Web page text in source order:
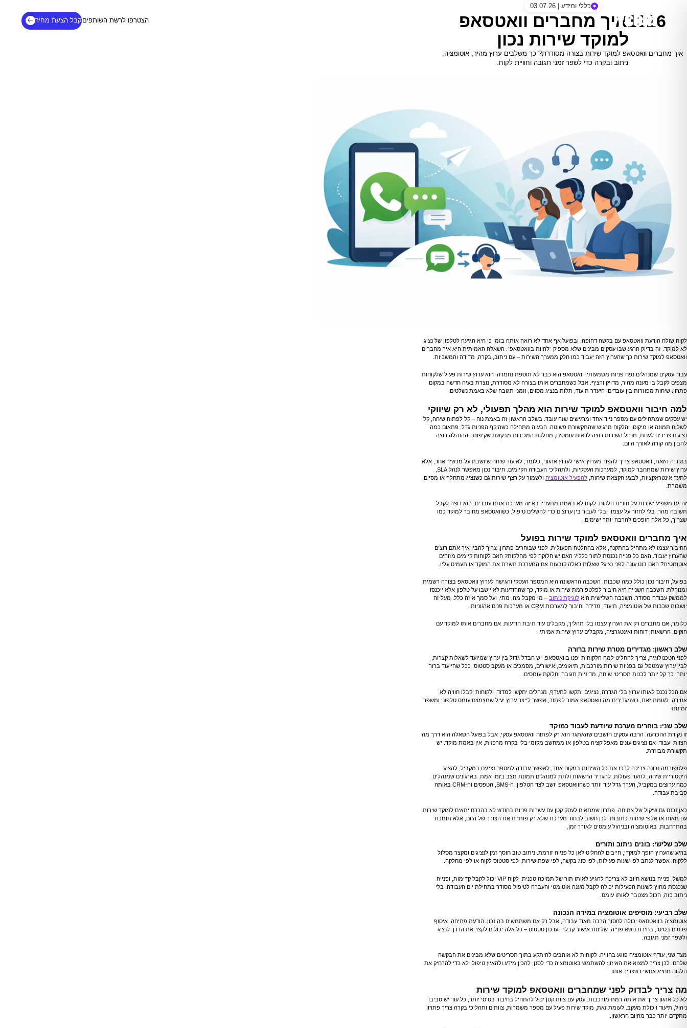
הצטרפו לרשת השותפיםקבל הצעת מחיר
כללי ומידע | 03.07.26
1326איך מחברים וואטסאפ
למוקד שירות נכון
איך מחברים וואטסאפ למוקד שירות בצורה מסודרת? כך משלבים ערוץ מהיר, אוטומציה,
ניתוב ובקרה כדי לשפר זמני תגובה וחוויית לקוח.
לקוח שולח הודעת וואטסאפ עם בקשה דחופה, ובפועל אף אחד לא רואה אותה בזמן כי היא הגיעה לטלפון של נציג,
לא למוקד. זה בדיוק הרגע שבו עסקים מבינים שלא מספיק “להיות בוואטסאפ”. השאלה האמיתית היא איך מחברים
וואטסאפ למוקד שירות כך שהערוץ הזה יעבוד כמו חלק ממערך השירות – עם ניתוב, בקרה, מדידה והמשכיות.
עבור עסקים שמנהלים נפח פניות משמעותי, וואטסאפ הוא כבר לא תוספת נחמדה. הוא ערוץ שירות פעיל שלקוחות
מצפים לקבל בו מענה מהיר, מדויק ורציף. אבל כשמחברים אותו בצורה לא מסודרת, נוצרת בעיה חדשה במקום
פתרון: שיחות מפוזרות בין עובדים, היעדר תיעוד, תלות בנציג מסוים, וזמני תגובה שלא באמת נשלטים.
למה חיבור וואטסאפ למוקד שירות הוא מהלך תפעולי, לא רק שיווקי
יש עסקים שמתחילים עם מספר נייד אחד ומרגישים שזה עובד. בשלב הראשון זה באמת נוח – קל לפתוח שיחה, קל
לשלוח תמונה או מיקום, והלקוח מרגיש שהתקשורת פשוטה. הבעיה מתחילה כשהיקף הפניות גדל. פתאום כמה
נציגים צריכים לענות, מנהל השירות רוצה לראות עומסים, מחלקת המכירות מבקשת שקיפות, וההנהלה רוצה
להבין מה קורה לאורך היום.
בנקודה הזאת, וואטסאפ צריך להפוך מערוץ אישי לערוץ ארגוני. כלומר, לא עוד שיחה שיושבת על מכשיר אחד, אלא
לתעד אינטראקציות, לבצע הקצאת שיחות, להפעיל אוטומציה ולשמור על רצף שירות גם כשנציג מתחלף או מסיים
משמרת.
זה גם משפיע ישירות על חוויית הלקוח. לקוח לא באמת מתעניין באיזה מערכת אתם עובדים. הוא רוצה לקבל
תשובה מהר, בלי לחזור על עצמו, ובלי לעבור בין ערוצים כדי להשלים טיפול. כשוואטסאפ מחובר למוקד כמו
שצריך, כל אלה הופכים להרבה יותר ישימים.
איך מחברים וואטסאפ למוקד שירות בפועל
החיבור עצמו לא מתחיל בהתקנה, אלא בהחלטה תפעולית. לפני שבוחרים פתרון, צריך להבין איך אתם רוצים
שהערוץ יעבוד. האם כל פנייה נכנסת לתור כללי? האם יש חלוקה לפי מחלקות? האם לקוחות קיימים מזוהים
אוטומטית? האם בוט עונה לפני נציג? שאלות כאלה קובעות אם המערכת תשרת את המוקד או תעמיס עליו.
בפועל, חיבור נכון כולל כמה שכבות. השכבה הראשונה היא המספר העסקי והגישה לערוץ וואטסאפ בצורה רשמית
ומנוהלת. השכבה השנייה היא חיבור לפלטפורמת שירות או מוקד, כך שההודעות לא יישבו על טלפון אלא ייכנסו
לממשק עבודה מסודר. השכבה השלישית היא לוגיקת ניתוב – מי מקבל מה, מתי, ועל סמך איזה כלל. מעל זה
יושבות שכבות של אוטומציה, תיעוד, מדידה וחיבור למערכות CRM או מערכות פנים ארגוניות.
כלומר, אם מחברים רק את הערוץ עצמו בלי תהליך, מקבלים עוד תיבת הודעות. אם מחברים אותו למוקד עם
חוקים, הרשאות, דוחות ואינטגרציה, מקבלים ערוץ שירות אמיתי.
שלב ראשון: מגדירים מטרת שירות ברורה
לפני הטכנולוגיה, צריך להחליט למה הלקוחות יפנו בוואטסאפ. יש הבדל גדול בין ערוץ שמיועד לשאלות קצרות,
לבין ערוץ שמטפל גם בפניות שירות מורכבות, תיאומים, אישורים, מסמכים או מעקב סטטוס. ככל שהייעוד ברור
יותר, כך קל יותר לבנות תסריטי שיחה, מדיניות תגובה וחלוקת עומסים.
אם הכל נכנס לאותו ערוץ בלי הגדרה, נציגים יתקשו לתעדף, מנהלים יתקשו למדוד, ולקוחות יקבלו חוויה לא
אחידה. לעומת זאת, כשמגדירים מה וואטסאפ אמור לפתור, אפשר לייצר ערוץ יעיל שמצמצם עומס טלפוני ומשפר
זמינות.
שלב שני: בוחרים מערכת שיודעת לעבוד כמוקד
זו נקודת ההכרעה. הרבה עסקים חושבים שהאתגר הוא רק לפתוח וואטסאפ עסקי, אבל בפועל השאלה היא דרך מה
הצוות יעבוד. אם נציגים עונים מאפליקציה בטלפון או ממחשב מקומי בלי בקרה מרכזית, אין באמת מוקד. יש
תקשורת מבוזרת.
פלטפורמה נכונה צריכה לרכז את כל השיחות במקום אחד, לאפשר עבודה למספר נציגים במקביל, להציג
היסטוריית שיחה, לתעד פעולות, להגדיר הרשאות ולתת למנהלים תמונת מצב בזמן אמת. בארגונים שמנהלים
כמה ערוצים במקביל, הערך גדל עוד יותר כשהוואטסאפ יושב לצד הטלפון, ה-SMS, הטפסים וה-CRM באותה
סביבת עבודה.
כאן נכנס גם שיקול של צמיחה. פתרון שמתאים לעסק קטן עם עשרות פניות בחודש לא בהכרח יתאים למוקד שירות
עם מאות או אלפי שיחות כתובות. לכן חשוב לבחור מערכת שלא רק פותרת את הצורך של היום, אלא תומכת
בהתרחבות, באוטומציה ובניהול עומסים לאורך זמן.
שלב שלישי: בונים ניתוב ותורים
ברגע שהערוץ הופך למוקדי, חייבים להחליט לאן כל פנייה זורמת. ניתוב טוב חוסך זמן לנציגים ומקצר מסלול
ללקוח. אפשר לנתב לפי שעות פעילות, לפי סוג בקשה, לפי שפת שירות, לפי סטטוס לקוח או לפי מחלקה.
למשל, פנייה בנושא חיוב לא צריכה להגיע לאותו תור של תמיכה טכנית. לקוח VIP יכול לקבל קדימות, ופנייה
שנכנסת מחוץ לשעות הפעילות יכולה לקבל מענה אוטומטי והעברה לטיפול מסודר בתחילת יום העבודה. בלי
ניתוב כזה, הכול מצטבר לאותו עומס.
שלב רביעי: מוסיפים אוטומציה במידה הנכונה
אוטומציה בוואטסאפ יכולה לחסוך הרבה מאוד עבודה, אבל רק אם משתמשים בה נכון. הודעת פתיחה, איסוף
פרטים בסיסי, בחירת נושא פנייה, שליחת אישור קבלה ועדכון סטטוס – כל אלה יכולים לקצר את הדרך לנציג
ולשפר זמני תגובה.
מצד שני, עודף אוטומציה פוגע בחוויה. לקוחות לא אוהבים להיתקע בתוך תסריטים שלא מבינים את הבקשה
שלהם. לכן צריך למצוא את האיזון: להשתמש באוטומציה כדי לסנן, להכין מידע ולהאיץ טיפול, לא כדי להרחיק את
הלקוח מנציג אנושי כשצריך אותו.
מה צריך לבדוק לפני שמחברים וואטסאפ למוקד שירות
לא כל ארגון צריך את אותה רמת מורכבות. עסק עם צוות קטן יכול להתחיל בחיבור בסיסי יותר, כל עוד יש סביבו
ניהול, תיעוד ויכולת מעקב. לעומת זאת, מוקד שירות פעיל עם מספר משמרות, צוותים ותהליכי בקרה צריך פתרון
מתקדם יותר כבר מהיום הראשון.